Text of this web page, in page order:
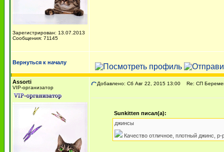
Зарегистрирован: 13.07.2013
Сообщения: 71145
Вернуться к началу
Assorti
VIP-организатор
Добавлено: Сб Авг 22, 2015 13:00 Re: СП
Sunkitten писал(а):
джинсы
Качество отличное, плотный джинс,